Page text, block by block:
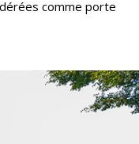
comme porte